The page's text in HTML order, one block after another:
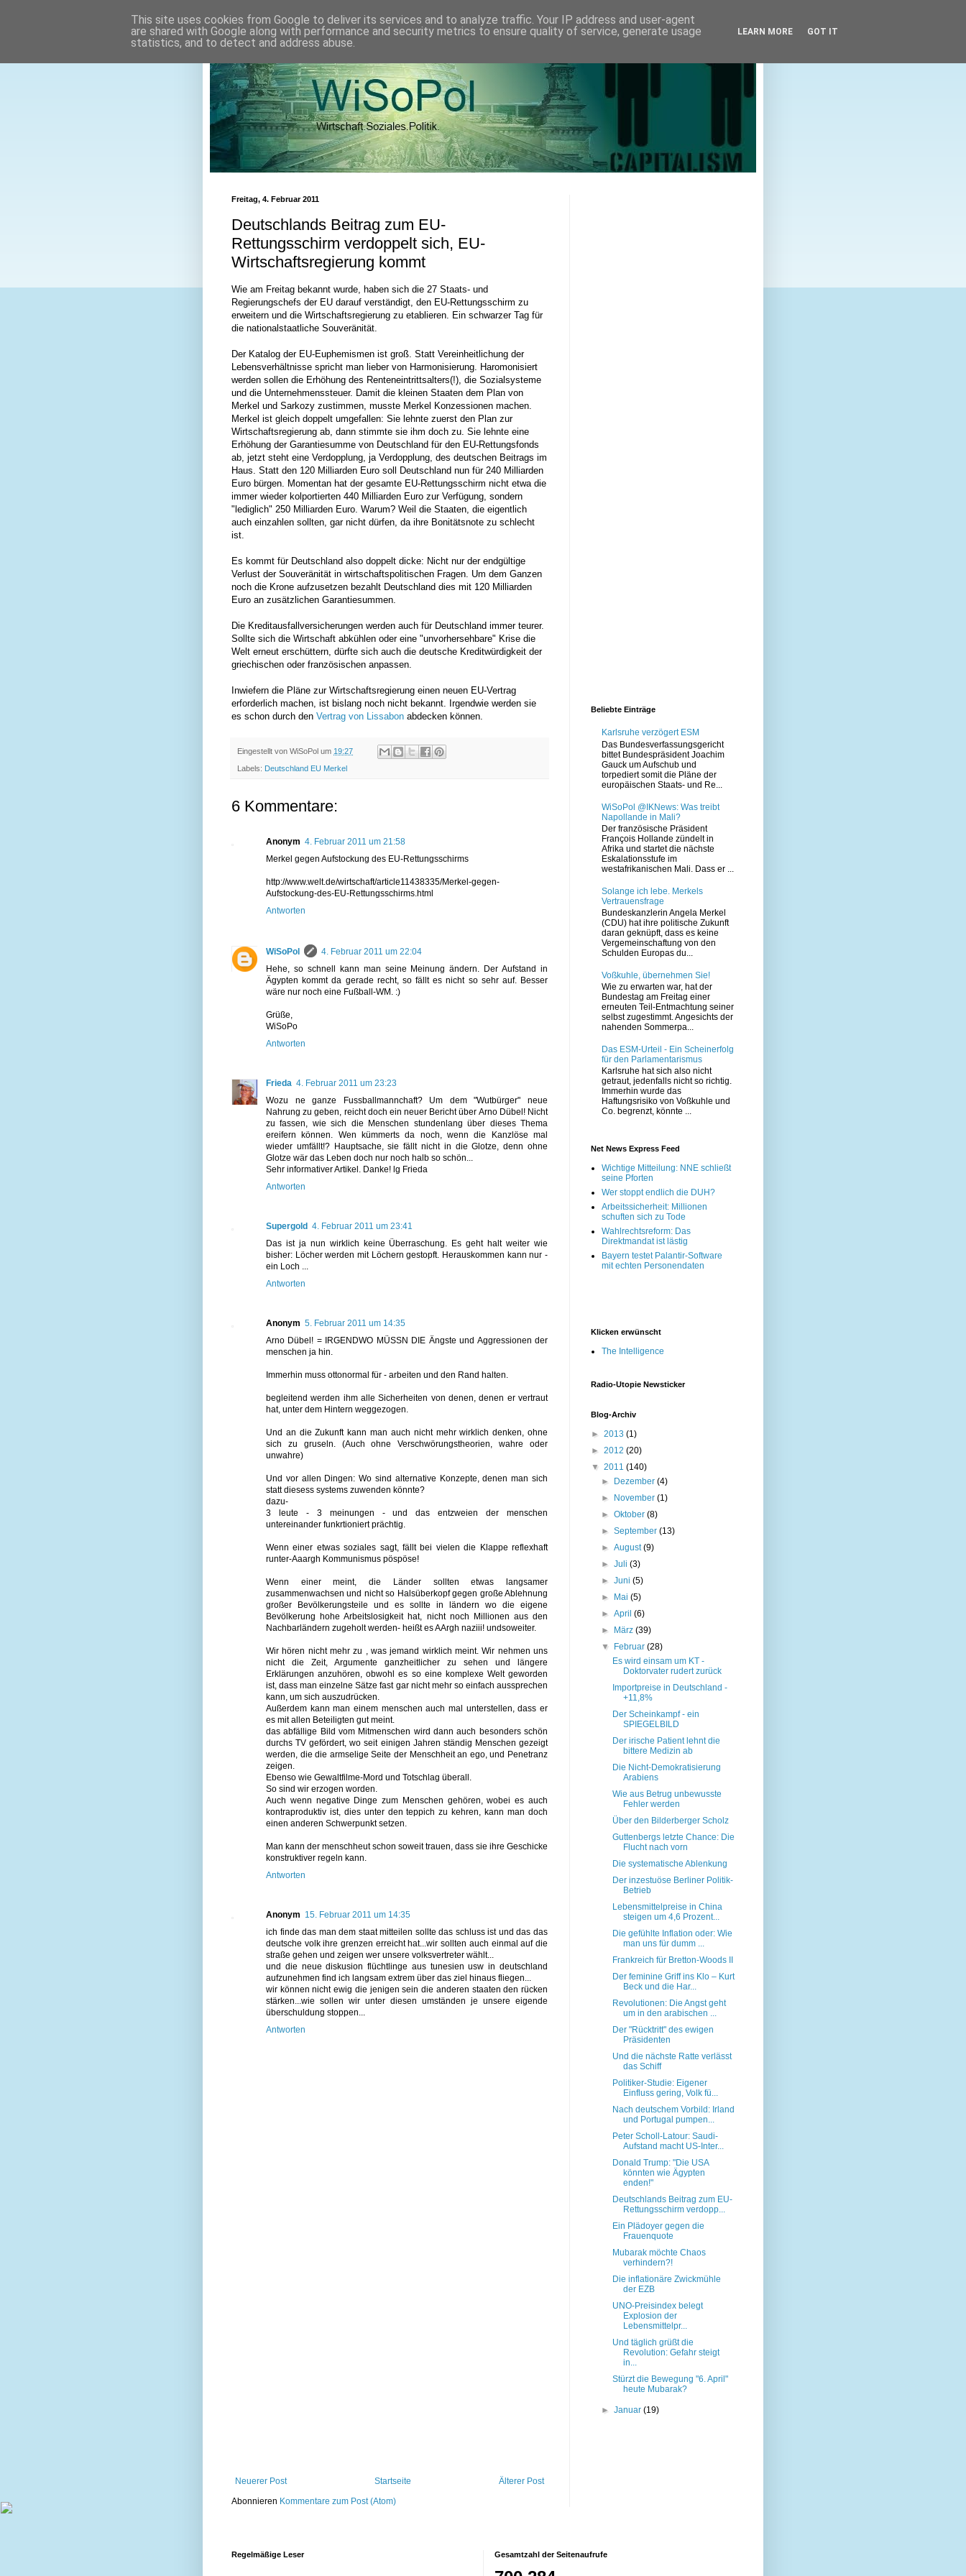
Freitag, 4. Februar 2011
Deutschlands Beitrag zum EU-
Rettungsschirm verdoppelt sich, EU-
Wirtschaftsregierung kommt
Wie am Freitag bekannt wurde, haben sich die 27 Staats- und
Regierungschefs der EU darauf verständigt, den EU-Rettungsschirm zu
erweitern und die Wirtschaftsregierung zu etablieren. Ein schwarzer Tag für
die nationalstaatliche Souveränität.
Der Katalog der EU-Euphemismen ist groß. Statt Vereinheitlichung der
Lebensverhältnisse spricht man lieber von Harmonisierung. Haromonisiert
werden sollen die Erhöhung des Renteneintrittsalters(!), die Sozialsysteme
und die Unternehmenssteuer. Damit die kleinen Staaten dem Plan von
Merkel und Sarkozy zustimmen, musste Merkel Konzessionen machen.
Merkel ist gleich doppelt umgefallen: Sie lehnte zuerst den Plan zur
Wirtschaftsregierung ab, dann stimmte sie ihm doch zu. Sie lehnte eine
Erhöhung der Garantiesumme von Deutschland für den EU-Rettungsfonds
ab, jetzt steht eine Verdopplung, ja Verdopplung, des deutschen Beitrags im
Haus. Statt den 120 Milliarden Euro soll Deutschland nun für 240 Milliarden
Euro bürgen. Momentan hat der gesamte EU-Rettungsschirm nicht etwa die
immer wieder kolportierten 440 Milliarden Euro zur Verfügung, sondern
"lediglich" 250 Milliarden Euro. Warum? Weil die Staaten, die eigentlich
auch einzahlen sollten, gar nicht dürfen, da ihre Bonitätsnote zu schlecht
ist.
Es kommt für Deutschland also doppelt dicke: Nicht nur der endgültige
Verlust der Souveränität in wirtschaftspolitischen Fragen. Um dem Ganzen
noch die Krone aufzusetzen bezahlt Deutschland dies mit 120 Milliarden
Euro an zusätzlichen Garantiesummen.
Die Kreditausfallversicherungen werden auch für Deutschland immer teurer.
Sollte sich die Wirtschaft abkühlen oder eine "unvorhersehbare" Krise die
Welt erneut erschüttern, dürfte sich auch die deutsche Kreditwürdigkeit der
griechischen oder französischen anpassen.
Inwiefern die Pläne zur Wirtschaftsregierung einen neuen EU-Vertrag
erforderlich machen, ist bislang noch nicht bekannt. Irgendwie werden sie
es schon durch den Vertrag von Lissabon abdecken können.
Eingestellt von WiSoPol um 19:27
Labels: Deutschland EU Merkel
6 Kommentare:
Anonym 4. Februar 2011 um 21:58
Merkel gegen Aufstockung des EU-Rettungsschirms
http://www.welt.de/wirtschaft/article11438335/Merkel-gegen-
Aufstockung-des-EU-Rettungsschirms.html
Antworten
WiSoPol
4. Februar 2011 um 22:04
Hehe, so schnell kann man seine Meinung ändern. Der Aufstand in
Ägypten kommt da gerade recht, so fällt es nicht so sehr auf. Besser
wäre nur noch eine Fußball-WM. :)
Grüße,
WiSoPo
Antworten
Frieda 4. Februar 2011 um 23:23
Wozu ne ganze Fussballmannchaft? Um dem "Wutbürger" neue
Nahrung zu geben, reicht doch ein neuer Bericht über Arno Dübel! Nicht
zu fassen, wie sich die Menschen stundenlang über dieses Thema
ereifern können. Wen kümmerts da noch, wenn die Kanzlöse mal
wieder umfällt!? Hauptsache, sie fällt nicht in die Glotze, denn ohne
Glotze wär das Leben doch nur noch halb so schön...
Sehr informativer Artikel. Danke! lg Frieda
Antworten
Supergold 4. Februar 2011 um 23:41
Das ist ja nun wirklich keine Überraschung. Es geht halt weiter wie
bisher: Löcher werden mit Löchern gestopft. Herauskommen kann nur -
ein Loch ...
Antworten
Anonym 5. Februar 2011 um 14:35
Arno Dübel! = IRGENDWO MÜSSN DIE Ängste und Aggressionen der
menschen ja hin.
Immerhin muss ottonormal für - arbeiten und den Rand halten.
begleitend werden ihm alle Sicherheiten von denen, denen er vertraut
hat, unter dem Hintern weggezogen.
Und an die Zukunft kann man auch nicht mehr wirklich denken, ohne
sich zu gruseln. (Auch ohne Verschwörungstheorien, wahre oder
unwahre)
Und vor allen Dingen: Wo sind alternative Konzepte, denen man sich
statt diesess systems zuwenden könnte?
dazu-
3 leute - 3 meinungen - und das entzweien der menschen
untereinander funkrtioniert prächtig.
Wenn einer etwas soziales sagt, fällt bei vielen die Klappe reflexhaft
runter-Aaargh Kommunismus pöspöse!
Wenn einer meint, die Länder sollten etwas langsamer
zusammenwachsen und nicht so Halsüberkopf gegen große Ablehnung
großer Bevölkerungsteile und es sollte in ländern wo die eigene
Bevölkerung hohe Arbeitslosigkeit hat, nicht noch Millionen aus den
Nachbarländern zugeholt werden- heißt es AArgh naziii! undsoweiter.
Wir hören nicht mehr zu , was jemand wirklich meint. Wir nehmen uns
nicht die Zeit, Argumente ganzheitlicher zu sehen und längere
Erklärungen anzuhören, obwohl es so eine komplexe Welt geworden
ist, dass man einzelne Sätze fast gar nicht mehr so einfach aussprechen
kann, um sich auszudrücken.
Außerdem kann man einem menschen auch mal unterstellen, dass er
es mit allen Beteiligten gut meint.
das abfällige Bild vom Mitmenschen wird dann auch besonders schön
durchs TV gefördert, wo seit einigen Jahren ständig Menschen gezeigt
werden, die die armselige Seite der Menschheit an ego, und Penetranz
zeigen.
Ebenso wie Gewaltfilme-Mord und Totschlag überall.
So sind wir erzogen worden.
Auch wenn negative Dinge zum Menschen gehören, wobei es auch
kontraproduktiv ist, dies unter den teppich zu kehren, kann man doch
einen anderen Schwerpunkt setzen.
Man kann der menschheut schon soweit trauen, dass sie ihre Geschicke
konstruktiver regeln kann.
Antworten
Anonym 15. Februar 2011 um 14:35
ich finde das man dem staat mitteilen sollte das schluss ist und das das
deutsche volk ihre grenzen erreicht hat...wir sollten auch einmal auf die
straße gehen und zeigen wer unsere volksvertreter wählt...
und die neue diskusion flüchtlinge aus tunesien usw in deutschland
aufzunehmen find ich langsam extrem über das ziel hinaus fliegen...
wir können nicht ewig die jenigen sein die anderen staaten den rücken
stärken...wie sollen wir unter diesen umständen je unsere eigende
überschuldung stoppen...
Antworten
Neuerer Post Älterer Post
Startseite
Abonnieren Kommentare zum Post (Atom)
Beliebte Einträge
Karlsruhe verzögert ESM
Das Bundesverfassungsgericht
bittet Bundespräsident Joachim
Gauck um Aufschub und
torpediert somit die Pläne der
europäischen Staats- und Re...
WiSoPol @IKNews: Was treibt
Napollande in Mali?
Der französische Präsident
François Hollande zündelt in
Afrika und startet die nächste
Eskalationsstufe im
westafrikanischen Mali. Dass er ...
Solange ich lebe. Merkels
Vertrauensfrage
Bundeskanzlerin Angela Merkel
(CDU) hat ihre politische Zukunft
daran geknüpft, dass es keine
Vergemeinschaftung von den
Schulden Europas du...
Voßkuhle, übernehmen Sie!
Wie zu erwarten war, hat der
Bundestag am Freitag einer
erneuten Teil-Entmachtung seiner
selbst zugestimmt. Angesichts der
nahenden Sommerpa...
Das ESM-Urteil - Ein Scheinerfolg
für den Parlamentarismus
Karlsruhe hat sich also nicht
getraut, jedenfalls nicht so richtig.
Immerhin wurde das
Haftungsrisiko von Voßkuhle und
Co. begrenzt, könnte ...
Net News Express Feed
Wichtige Mitteilung: NNE schließt
seine Pforten
Wer stoppt endlich die DUH?
Arbeitssicherheit: Millionen
schuften sich zu Tode
Wahlrechtsreform: Das
Direktmandat ist lästig
Bayern testet Palantir-Software
mit echten Personendaten
Klicken erwünscht
The Intelligence
Radio-Utopie Newsticker
Blog-Archiv
► 2013 (1)
► 2012 (20)
▼ 2011 (140)
► Dezember(4)
► November(1)
►Oktober(8)
►September(13)
►August(9)
►Juli(3)
►Juni(5)
► Mai(5)
►April(6)
► März(39)
▼ Februar(28)
Es wird einsam um KT -
Doktorvater rudert zurück
Importpreise in Deutschland -
+11,8%
Der Scheinkampf - ein
SPIEGELBILD
Der irische Patient lehnt die
bittere Medizin ab
Die Nicht-Demokratisierung
Arabiens
Wie aus Betrug unbewusste
Fehler werden
Über den Bilderberger Scholz
Guttenbergs letzte Chance: Die
Flucht nach vorn
Die systematische Ablenkung
Der inzestuöse Berliner Politik-
Betrieb
Lebensmittelpreise in China
steigen um 4,6 Prozent...
Die gefühlte Inflation oder: Wie
man uns für dumm ...
Frankreich für Bretton-Woods II
Der feminine Griff ins Klo – Kurt
Beck und die Har...
Revolutionen: Die Angst geht
um in den arabischen ...
Der "Rücktritt" des ewigen
Präsidenten
Und die nächste Ratte verlässt
das Schiff
Politiker-Studie: Eigener
Einfluss gering, Volk fü...
Nach deutschem Vorbild: Irland
und Portugal pumpen...
Peter Scholl-Latour: Saudi-
Aufstand macht US-Inter...
Donald Trump: "Die USA
könnten wie Ägypten
enden!"
Deutschlands Beitrag zum EU-
Rettungsschirm verdopp...
Ein Plädoyer gegen die
Frauenquote
Mubarak möchte Chaos
verhindern?!
Die inflationäre Zwickmühle
der EZB
UNO-Preisindex belegt
Explosion der
Lebensmittelpr...
Und täglich grüßt die
Revolution: Gefahr steigt
in...
Stürzt die Bewegung "6. April"
heute Mubarak?
►Januar(19)
Regelmäßige Leser Gesamtzahl der Seitenaufrufe
This site uses cookies from Google to deliver its services and to analyze traffic. Your IP address and user-agent
are shared with Google along with performance and security metrics to ensure quality of service, generate usage
statistics, and to detect and address abuse.
LEARN MORE GOT IT